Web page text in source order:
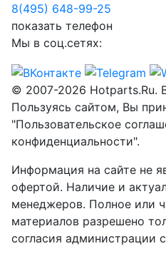
8(495) 648-99-25
показать телефон
Мы в соц.сетях:
© 2007-2026 Hotparts.Ru.
Пользуясь сайтом, Вы
"Пользовательское
конфиденциальности".
Информация на сайте не
офертой. Наличие и
менеджеров. Полное или
материалов разрешено
согласия администрации